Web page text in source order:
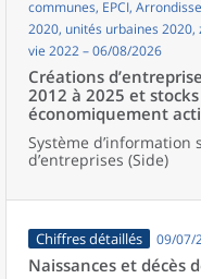
communes, EPCI,
2020, unités urbaines
vie 2022 – 06/08/2026
Créations
2012 à 2025 et
économiquement
Système d’information
d’entreprises (Side)
Chiffres détaillés 09/07/
Naissances et décès